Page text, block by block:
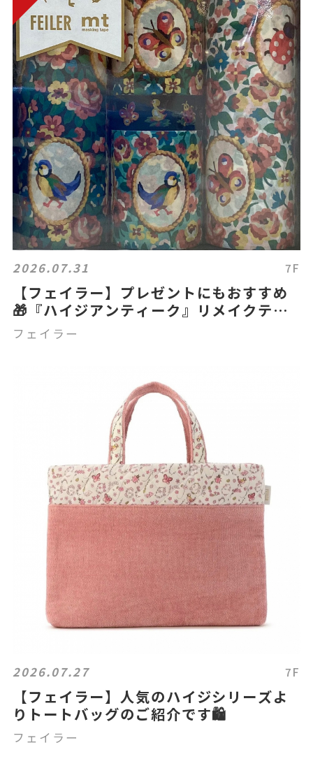
2026.07.31 7F
【フェイラー】プレゼントにもおすすめ
🎁『ハイジアンティーク』リメイクテー
プセット
フェイラー
2026.07.27 7F
【フェイラー】人気のハイジシリーズよ
りトートバッグのご紹介です🛍️
フェイラー